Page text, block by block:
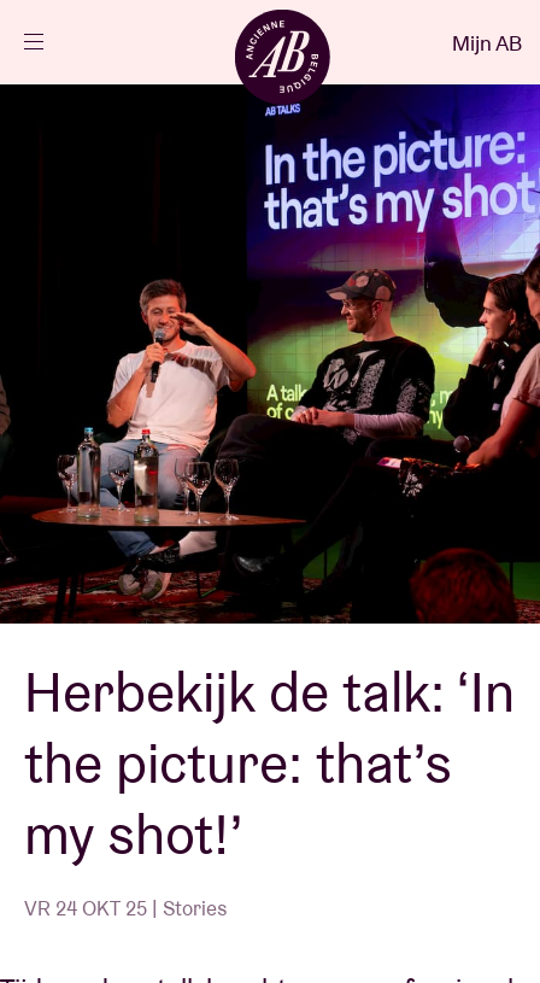
Nieuws
Bezoekersinfo
AB ❤ you
Zaalhuur
BRDCST
ABtv
Concertcheque
Over AB
Contact
Mijn AB
Herbekijk de talk: ‘In
the picture: that’s
my shot!’
VR 24 OKT 25 | Stories